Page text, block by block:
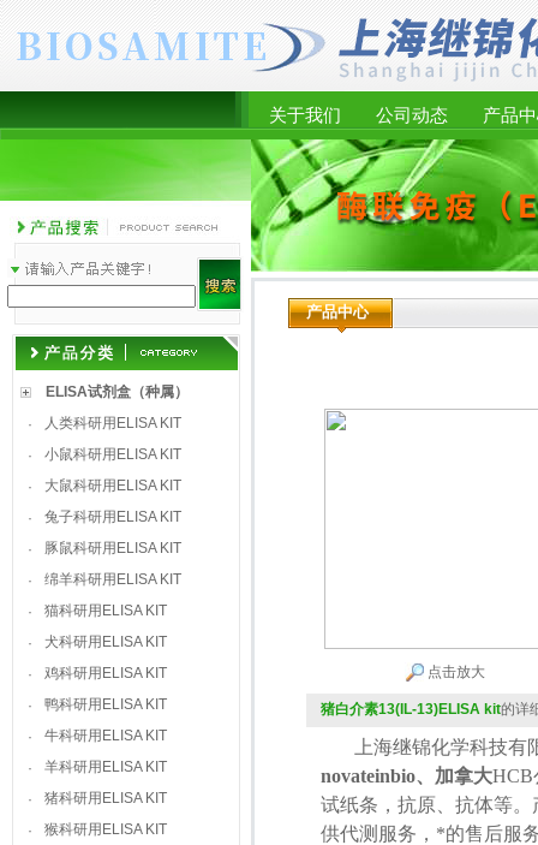
关于我们 公司动态 产品
ELISA试剂盒（种属）
·
人类科研用ELISA KIT
·
小鼠科研用ELISA KIT
·
大鼠科研用ELISA KIT
·
兔子科研用ELISA KIT
·
豚鼠科研用ELISA KIT
·
绵羊科研用ELISA KIT
·
猫科研用ELISA KIT
·
犬科研用ELISA KIT
·
鸡科研用ELISA KIT
·
鸭科研用ELISA KIT
·
牛科研用ELISA KIT
·
羊科研用ELISA KIT
·
猪科研用ELISA KIT
·
猴科研用ELISA KIT
产品中心
点击放大
猪白介素13(IL-13)ELISA kit的详
上海继锦化学科技有
novateinbio、加拿大HCB
试纸条，抗原、抗体等
供代测服务，*的售后服